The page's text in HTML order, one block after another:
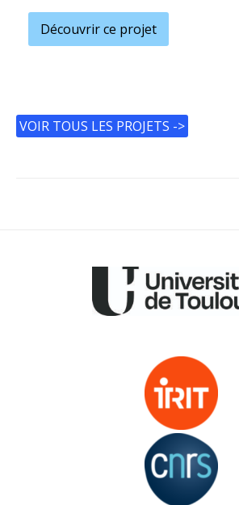
Découvrir ce projet
VOIR TOUS LES PROJETS ->